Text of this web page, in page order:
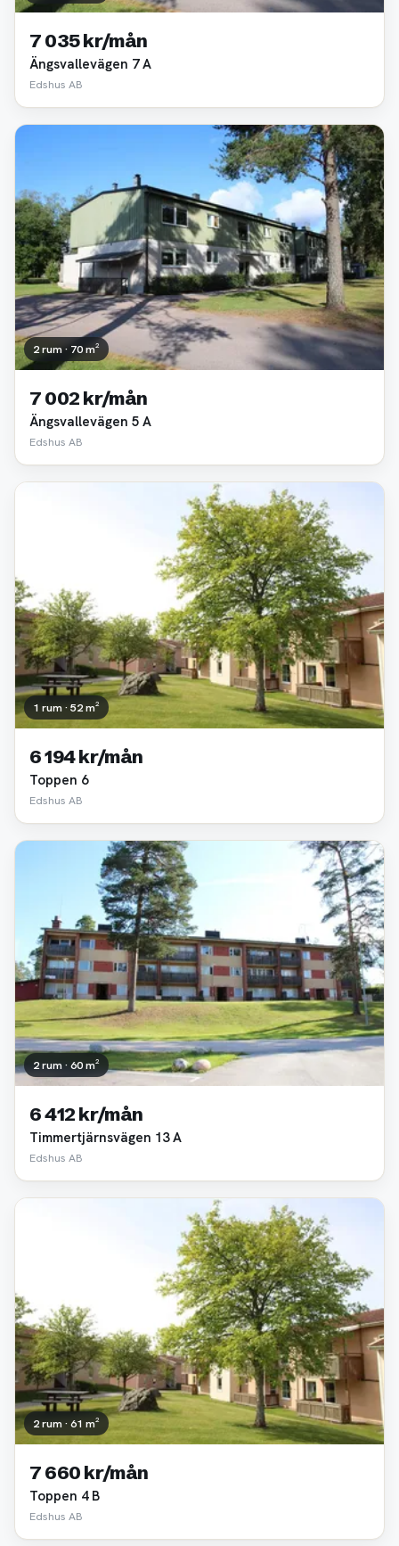
7 035 kr/mån
Ängsvallevägen 7 A
Edshus AB
2 rum · 70 m²
7 002 kr/mån
Ängsvallevägen 5 A
Edshus AB
1 rum · 52 m²
6 194 kr/mån
Toppen 6
Edshus AB
2 rum · 60 m²
6 412 kr/mån
Timmertjärnsvägen 13 A
Edshus AB
2 rum · 61 m²
7 660 kr/mån
Toppen 4 B
Edshus AB